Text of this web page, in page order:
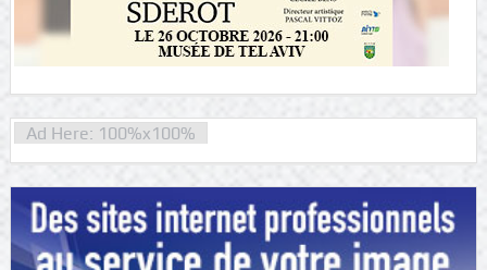
Ad Here: 100%x100%